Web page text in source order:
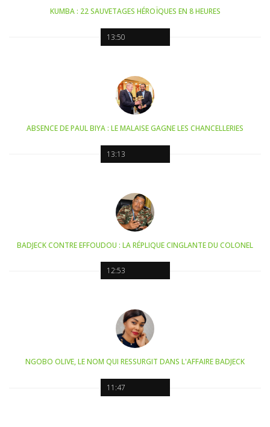
13:50
KUMBA : 22 SAUVETAGES HÉROÏQUES EN 8 HEURES
13:13
ABSENCE DE PAUL BIYA : LE MALAISE GAGNE LES CHANCELLERIES
12:53
BADJECK CONTRE EFFOUDOU : LA RÉPLIQUE CINGLANTE DU COLONEL
11:47
NGOBO OLIVE, LE NOM QUI RESSURGIT DANS L'AFFAIRE BADJECK